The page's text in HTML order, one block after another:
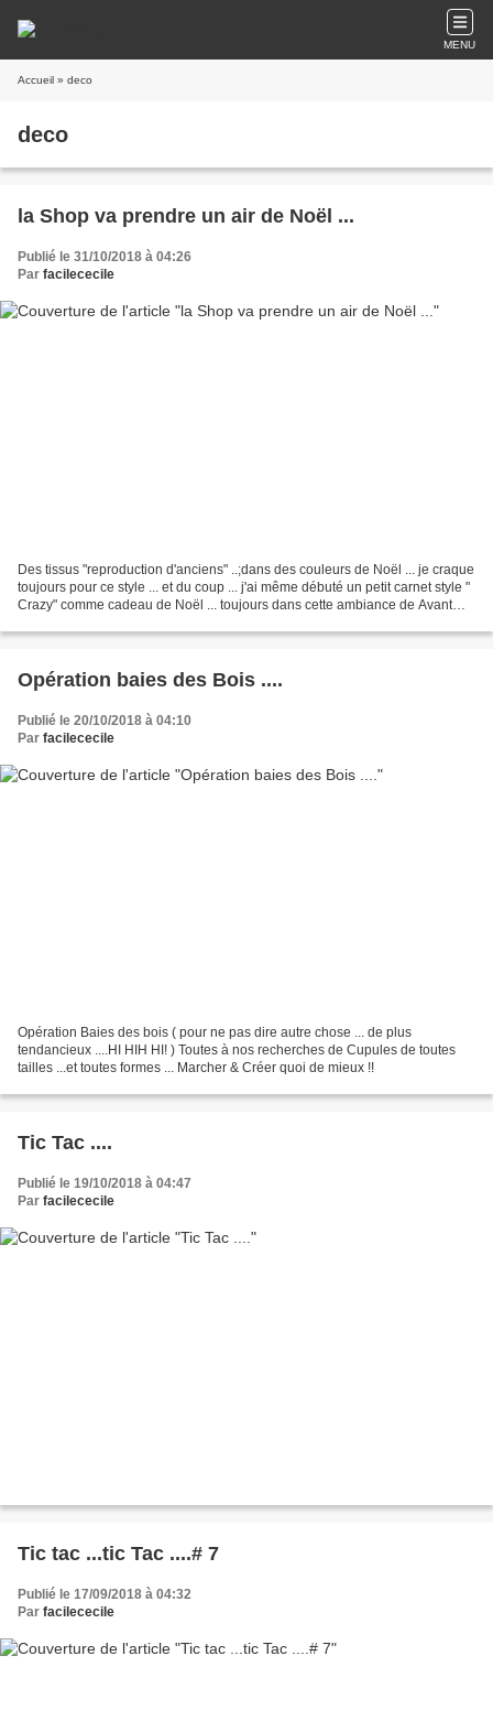
MENU
Accueil » deco
deco
la Shop va prendre un air de Noël ...
Publié le 31/10/2018 à 04:26
Par facilececile
Des tissus "reproduction d'anciens" ..;dans des couleurs de Noël ... je craque
toujours pour ce style ... et du coup ... j'ai même débuté un petit carnet style "
Crazy" comme cadeau de Noël ... toujours dans cette ambiance de Avant
Opération baies des Bois ....
Publié le 20/10/2018 à 04:10
Par facilececile
Opération Baies des bois ( pour ne pas dire autre chose ... de plus
tendancieux ....HI HIH HI! ) Toutes à nos recherches de Cupules de toutes
tailles ...et toutes formes ... Marcher & Créer quoi de mieux !!
Tic Tac ....
Publié le 19/10/2018 à 04:47
Par facilececile
Tic tac ...tic Tac ....# 7
Publié le 17/09/2018 à 04:32
Par facilececile